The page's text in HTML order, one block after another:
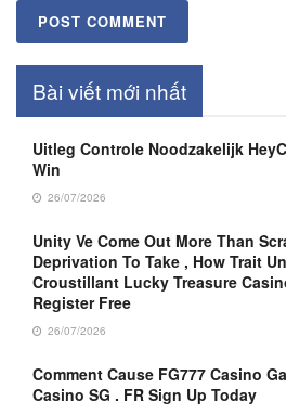
Bài viết mới nhất
Uitleg Controle Noodzakelijk
Win
26/07/2026
Unity Ve Come Out More Than
Deprivation To Take , How Trait
Croustillant Lucky Treasure
Register Free
26/07/2026
Comment Cause FG777 Casino
Casino SG . FR Sign Up Today